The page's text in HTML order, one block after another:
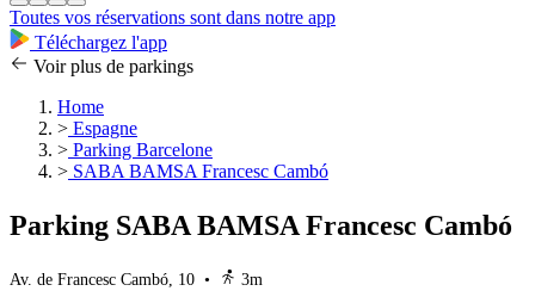
Toutes vos réservations sont dans notre app
Téléchargez l'app
Voir plus de parkings
Home
> Espagne
> Parking Barcelone
> SABA BAMSA Francesc Cambó
Parking SABA BAMSA Francesc Cambó
Av. de Francesc Cambó, 10 •
3m